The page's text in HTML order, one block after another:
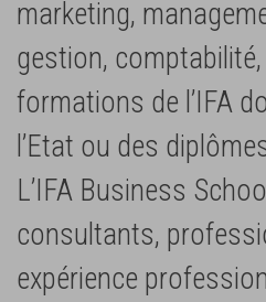
marketing,
gestion,
formations de l’IFA
l’Etat ou des
L’IFA Business
consultants,
expérience